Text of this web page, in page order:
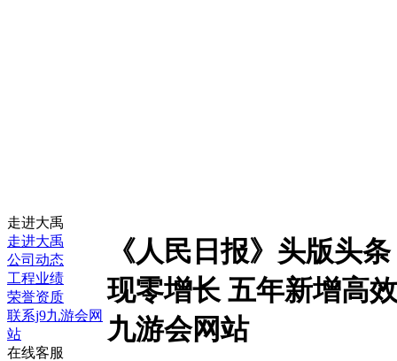
走进大禹
走进大禹
公司动态
工程业绩
荣誉资质
联系j9九游会网
站
在线客服
《人民日报》头版头
现零增长 五年新增高
九游会网站